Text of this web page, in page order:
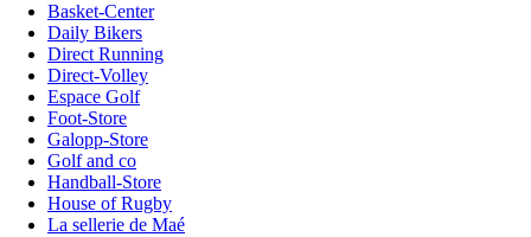
Basket-Center
Daily Bikers
Direct Running
Direct-Volley
Espace Golf
Foot-Store
Galopp-Store
Golf and co
Handball-Store
House of Rugby
La sellerie de Maé